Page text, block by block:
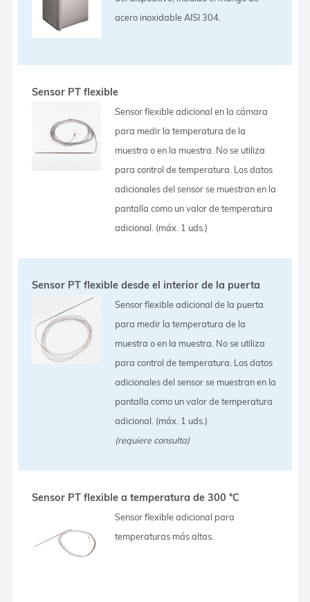
acero inoxidable AISI 304.
Sensor PT flexible
Sensor flexible adicional en la cámara
para medir la temperatura de la
muestra o en la muestra. No se utiliza
para control de temperatura. Los datos
adicionales del sensor se muestran en la
pantalla como un valor de temperatura
adicional. (máx. 1 uds.)
Sensor PT flexible desde el interior de la puerta
Sensor flexible adicional de la puerta
para medir la temperatura de la
muestra o en la muestra. No se utiliza
para control de temperatura. Los datos
adicionales del sensor se muestran en la
pantalla como un valor de temperatura
adicional. (máx. 1 uds.)
(requiere consulta)
Sensor PT flexible a temperatura de 300 °C
Sensor flexible adicional para
temperaturas más altas.